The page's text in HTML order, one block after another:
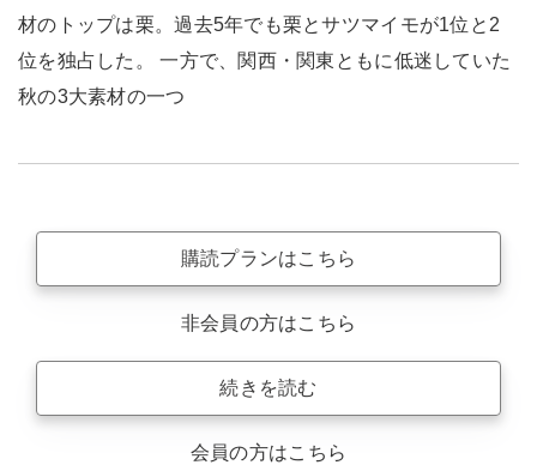
材のトップは栗。過去5年でも栗とサツマイモが1位と2
位を独占した。 一方で、関西・関東ともに低迷していた
秋の3大素材の一つ
購読プランはこちら
非会員の方はこちら
続きを読む
会員の方はこちら